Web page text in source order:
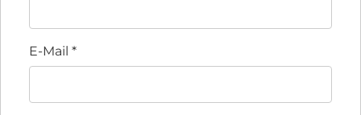
E-Mail *